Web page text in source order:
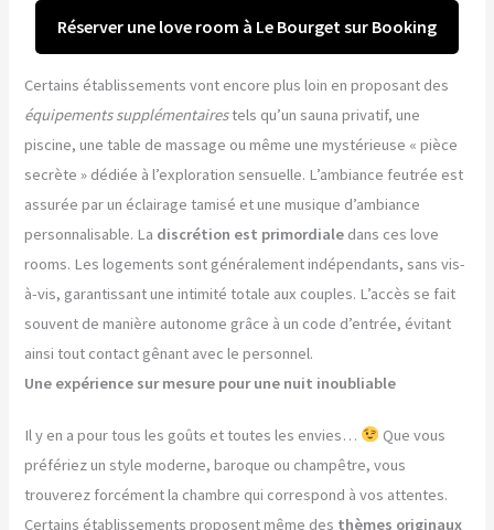
Réserver une love room à Le Bourget sur Booking
Certains établissements vont encore plus loin en proposant des
équipements supplémentairestels qu’un sauna privatif, une
piscine, une table de massage ou même une mystérieuse « pièce
secrète » dédiée à l’exploration sensuelle. L’ambiance feutrée est
assurée par un éclairage tamisé et une musique d’ambiance
personnalisable. La discrétion est primordiale dans ces love
rooms. Les logements sont généralement indépendants, sans vis-
à-vis, garantissant une intimité totale aux couples. L’accès se fait
souvent de manière autonome grâce à un code d’entrée, évitant
ainsi tout contact gênant avec le personnel.
Une expérience sur mesure pour une nuit inoubliable
Il y en a pour tous les goûts et toutes les envies…
Que vous
préfériez un style moderne, baroque ou champêtre, vous
trouverez forcément la chambre qui correspond à vos attentes.
Certains établissements proposent même des thèmes originaux